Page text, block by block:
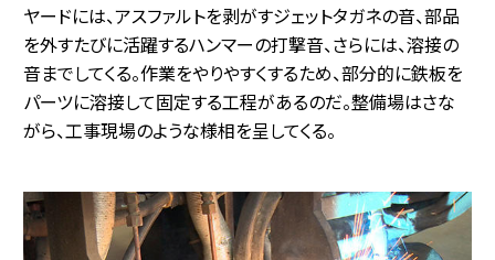
ヤードには、アスファルトを剥がすジェットタガネの音、部品
を外すたびに活躍するハンマーの打撃音、さらには、溶接の
音までしてくる。作業をやりやすくするため、部分的に鉄板を
パーツに溶接して固定する工程があるのだ。整備場はさな
がら、工事現場のような様相を呈してくる。